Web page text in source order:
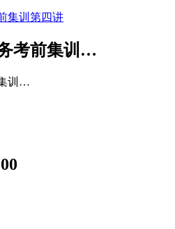
考前集训…
训…